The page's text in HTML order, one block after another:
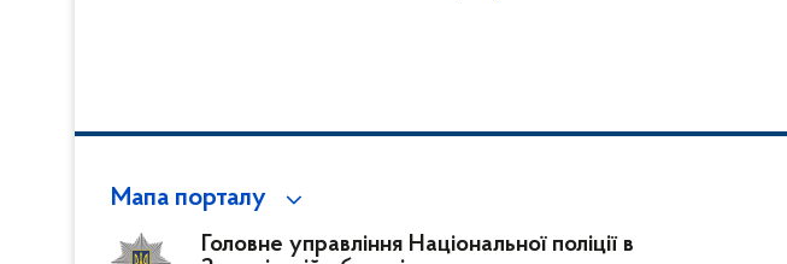
Мапа порталу
Головне управління Національної поліції в